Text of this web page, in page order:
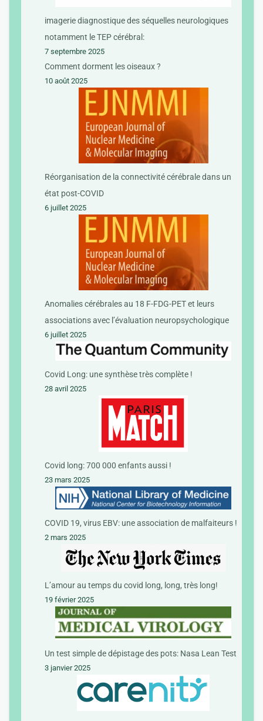
imagerie diagnostique des séquelles neurologiques
notamment le TEP cérébral:
7 septembre 2025
Comment dorment les oiseaux ?
10 août 2025
Réorganisation de la connectivité cérébrale dans un
état post-COVID
6 juillet 2025
Anomalies cérébrales au 18 F-FDG-PET et leurs
associations avec l’évaluation neuropsychologique
6 juillet 2025
Covid Long: une synthèse très complète !
28 avril 2025
Covid long: 700 000 enfants aussi !
23 mars 2025
COVID 19, virus EBV: une association de malfaiteurs !
2 mars 2025
L’amour au temps du covid long, long, très long!
19 février 2025
Un test simple de dépistage des pots: Nasa Lean Test
3 janvier 2025